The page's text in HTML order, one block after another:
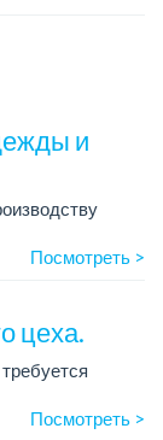
и
Посмотреть >
цеха.
на
Посмотреть >